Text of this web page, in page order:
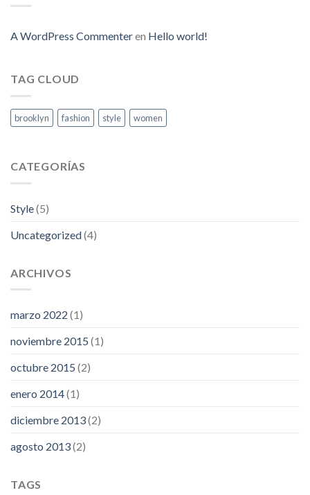
A WordPress Commenteren Hello world!
TAG CLOUD
brooklyn fashion style women
CATEGORÍAS
Style(5)
Uncategorized(4)
ARCHIVOS
marzo 2022 (1)
noviembre 2015 (1)
octubre 2015 (2)
enero 2014(1)
diciembre 2013(2)
agosto 2013(2)
TAGS